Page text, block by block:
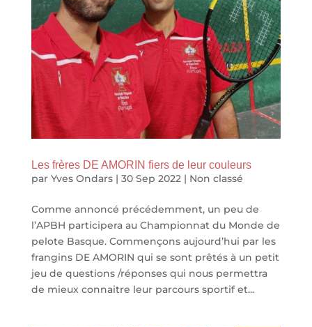
Les frères DE AMORIN fiers de leur couleurs
par Yves Ondars| 30 Sep 2022| Non classé
Comme annoncé précédemment, un peu de
l’APBH participera au Championnat du Monde de
pelote Basque. Commençons aujourd’hui par les
frangins DE AMORIN qui se sont prêtés à un petit
jeu de questions /réponses qui nous permettra
de mieux connaitre leur parcours sportif et...